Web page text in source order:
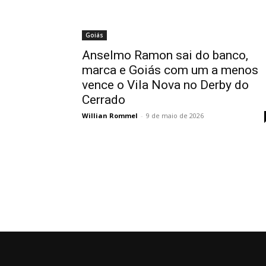
Goiás
Anselmo Ramon sai do banco,
marca e Goiás com um a menos
vence o Vila Nova no Derby do
Cerrado
Willian Rommel - 9 de maio de 2026